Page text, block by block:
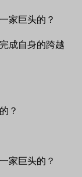
成自身的跨越
？